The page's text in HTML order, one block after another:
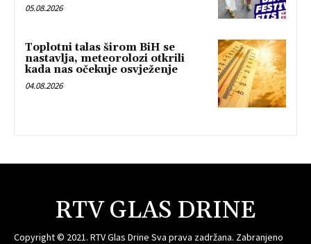
05.08.2026
Toplotni talas širom BiH se
nastavlja, meteorolozi otkrili
kada nas očekuje osvježenje
04.08.2026
RTV GLAS DRINE
Copyright © 2021. RTV Glas Drine Sva prava zadržana. Zabranjeno